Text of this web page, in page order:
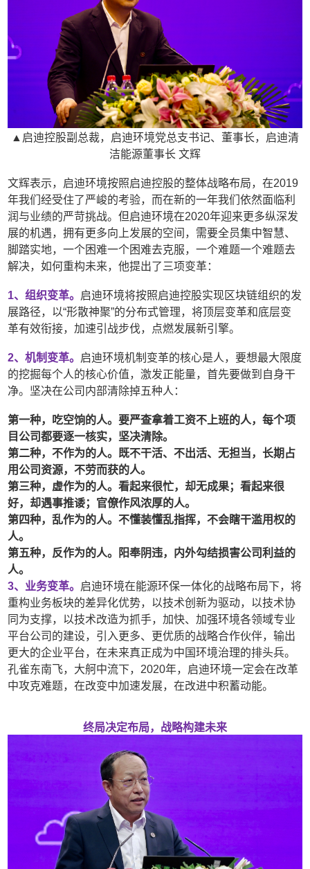
▲启迪控股副总裁，启迪环境党总支书记、董事长，启迪清
洁能源董事长 文辉
文辉表示，启迪环境按照启迪控股的整体战略布局，在2019
年我们经受住了严峻的考验，而在新的一年我们依然面临利
润与业绩的严苛挑战。但启迪环境在2020年迎来更多纵深发
展的机遇，拥有更多向上发展的空间，需要全员集中智慧、
脚踏实地，一个困难一个困难去克服，一个难题一个难题去
解决，如何重构未来，他提出了三项变革：
1、组织变革。 启迪环境将按照启迪控股实现区块链组织的发
展路径，以“形散神聚”的分布式管理，将顶层变革和底层变
革有效衔接，加速引战步伐，点燃发展新引擎。
2、机制变革。 启迪环境机制变革的核心是人，要想最大限度
的挖掘每个人的核心价值，激发正能量，首先要做到自身干
净。坚决在公司内部清除掉五种人：
第一种，吃空饷的人。要严查拿着工资不上班的人，每个项
目公司都要逐一核实，坚决清除。
第二种，不作为的人。既不干活、不出活、无担当，长期占
用公司资源，不劳而获的人。
第三种，虚作为的人。看起来很忙，却无成果；看起来很
好，却遇事推诿；官僚作风浓厚的人。
第四种，乱作为的人。不懂装懂乱指挥，不会瞎干滥用权的
人。
第五种，反作为的人。阳奉阴违，内外勾结损害公司利益的
人。
3、业务变革。 启迪环境在能源环保一体化的战略布局下，将
重构业务板块的差异化优势，以技术创新为驱动，以技术协
同为支撑，以技术改造为抓手，加快、加强环境各领域专业
平台公司的建设，引入更多、更优质的战略合作伙伴，输出
更大的企业平台，在未来真正成为中国环境治理的排头兵。
孔雀东南飞，大舸中流下，2020年，启迪环境一定会在改革
中攻克难题，在改变中加速发展，在改进中积蓄动能。
终局决定布局，战略构建未来